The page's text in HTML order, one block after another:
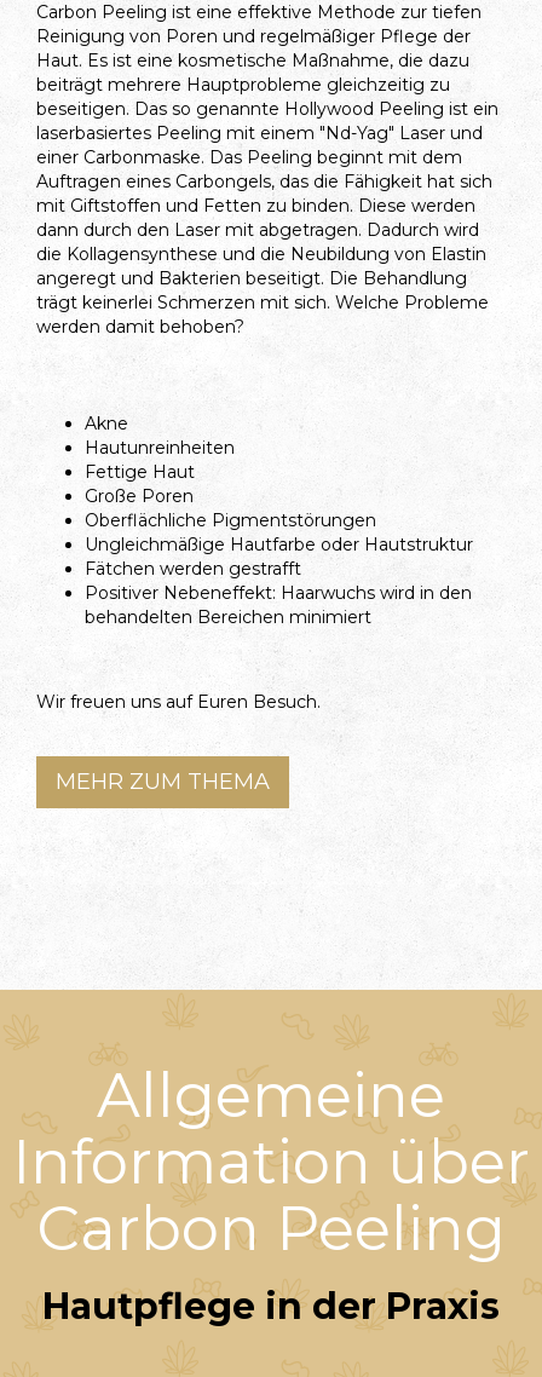
Carbon Peeling ist eine effektive Methode zur tiefen
Reinigung von Poren und regelmäßiger Pflege der
Haut. Es ist eine kosmetische Maßnahme, die dazu
beiträgt mehrere Hauptprobleme gleichzeitig zu
beseitigen. Das so genannte Hollywood Peeling ist ein
laserbasiertes Peeling mit einem "Nd-Yag" Laser und
einer Carbonmaske. Das Peeling beginnt mit dem
Auftragen eines Carbongels, das die Fähigkeit hat sich
mit Giftstoffen und Fetten zu binden. Diese werden
dann durch den Laser mit abgetragen. Dadurch wird
die Kollagensynthese und die Neubildung von Elastin
angeregt und Bakterien beseitigt. Die Behandlung
trägt keinerlei Schmerzen mit sich. Welche Probleme
werden damit behoben?
Akne
Hautunreinheiten
Fettige Haut
Große Poren
Oberflächliche Pigmentstörungen
Ungleichmäßige Hautfarbe oder Hautstruktur
Fätchen werden gestrafft
Positiver Nebeneffekt: Haarwuchs wird in den
behandelten Bereichen minimiert
Wir freuen uns auf Euren Besuch.
MEHR ZUM THEMA
Allgemeine
Information über
Carbon Peeling
Hautpflege in der Praxis